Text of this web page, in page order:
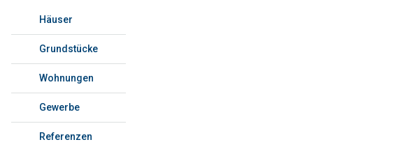
Häuser
Grundstücke
Wohnungen
Gewerbe
Referenzen